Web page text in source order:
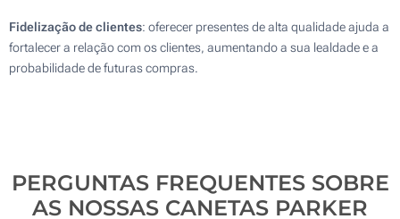
Fidelização de clientes: oferecer presentes de alta qualidade ajuda a
fortalecer a relação com os clientes, aumentando a sua lealdade e a
probabilidade de futuras compras.
PERGUNTAS FREQUENTES SOBRE
AS NOSSAS CANETAS PARKER